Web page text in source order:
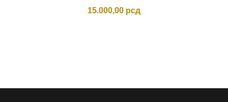
15.000,00 рсд